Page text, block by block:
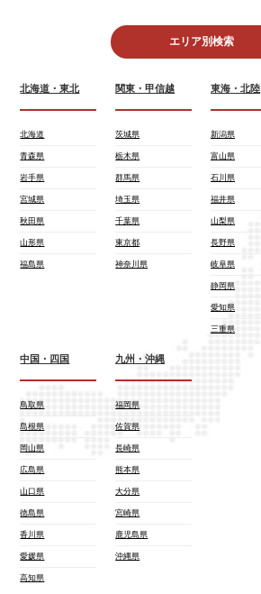
エリア別検索
北海道・東北
北海道
青森県
岩手県
宮城県
秋田県
山形県
福島県
関東・甲信越
茨城県
栃木県
群馬県
埼玉県
千葉県
東京都
神奈川県
東海・北陸
新潟県
富山県
石川県
福井県
山梨県
長野県
岐阜県
静岡県
愛知県
三重県
中国・四国
鳥取県
島根県
岡山県
広島県
山口県
徳島県
香川県
愛媛県
高知県
九州・沖縄
福岡県
佐賀県
長崎県
熊本県
大分県
宮崎県
鹿児島県
沖縄県